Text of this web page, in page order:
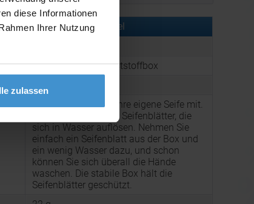
diese Informationen
Ihrer Nutzung
zulassen
zu diesem Werbeartikel
Seifenblätter in Kunststoffbox
Nehmen Sie immer Ihre eigene Seife mit.
Diese Box enthält 30 Seifenblätter, die
sich in Wasser auflösen. Nehmen Sie
einfach ein Seifenblatt aus der Box und
ein wenig Wasser dazu, und schon
können Sie sich überall die Hände
waschen. Die stabile Box hält die
Seifenblätter geschützt.